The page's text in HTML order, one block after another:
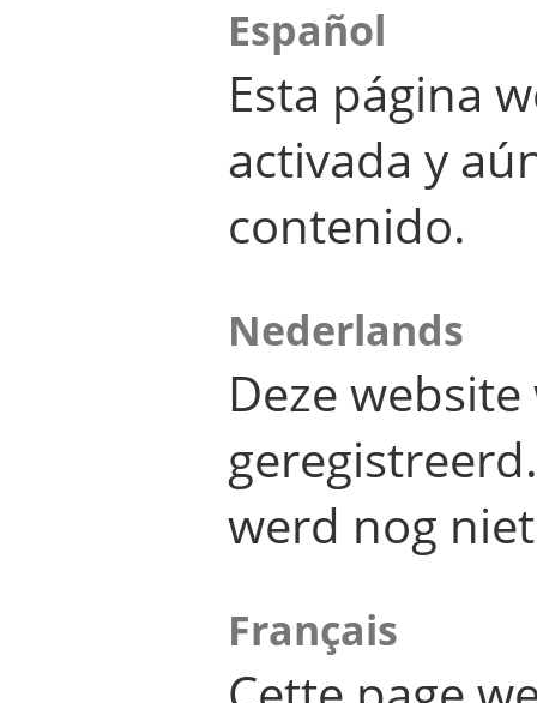
Español
Esta página
activada y
contenido.
Nederlands
Deze
werd nog
Français